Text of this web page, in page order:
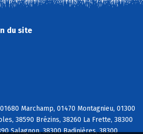
du site
Marchamp, 01470 Montagnieu, 01300
38590 Brézins, 38260 La Frette, 38300
Salagnon, 38300 Badinières, 38300